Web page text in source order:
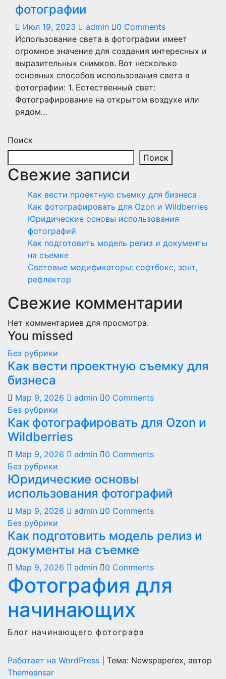
фотографии
Июл 19, 2023 admin
0 Comments
Использование света в фотографии имеет
огромное значение для создания интересных и
выразительных снимков. Вот несколько
основных способов использования света в
фотографии: 1. Естественный свет:
Фотографирование на открытом воздухе или
рядом…
Поиск
Поиск
Свежие записи
Как вести проектную съемку для бизнеса
Как фотографировать для Ozon и Wildberries
Юридические основы использования
фотографий
Как подготовить модель релиз и документы
на съемке
Световые модификаторы: софтбокс, зонт,
рефлектор
Свежие комментарии
Нет комментариев для просмотра.
You missed
Без рубрики
Как вести проектную съемку для
бизнеса
Мар 9, 2026 admin
0 Comments
Без рубрики
Как фотографировать для Ozon и
Wildberries
Мар 9, 2026 admin
0 Comments
Без рубрики
Юридические основы
использования фотографий
Мар 9, 2026 admin
0 Comments
Без рубрики
Как подготовить модель релиз и
документы на съемке
Мар 9, 2026 admin 0 Comments
Фотография для
начинающих
Блог начинающего фотографа
Работает на WordPress
Тема: Newspaperex, автор
Themeansar